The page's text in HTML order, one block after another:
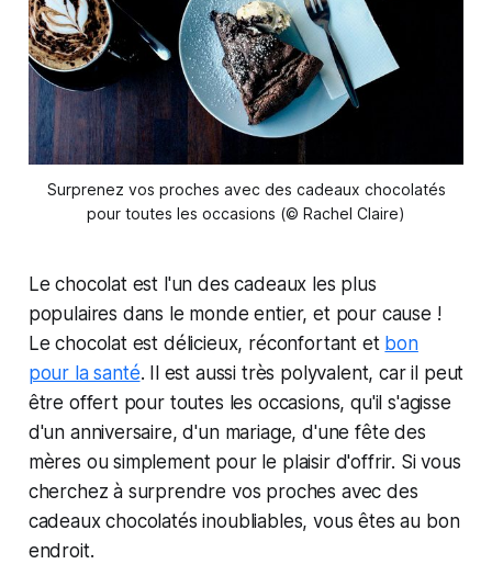
Surprenez vos proches avec des cadeaux chocolatés
pour toutes les occasions (© Rachel Claire)
Le chocolat est l'un des cadeaux les plus
populaires dans le monde entier, et pour cause !
Le chocolat est délicieux, réconfortant et bon
pour la santé. Il est aussi très polyvalent, car il peut
être offert pour toutes les occasions, qu'il s'agisse
d'un anniversaire, d'un mariage, d'une fête des
mères ou simplement pour le plaisir d'offrir. Si vous
cherchez à surprendre vos proches avec des
cadeaux chocolatés inoubliables, vous êtes au bon
endroit.